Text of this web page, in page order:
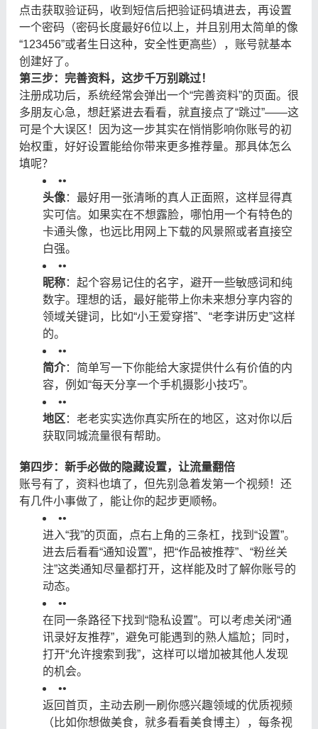
点击获取验证码，收到短信后把验证码填进去，再设置
一个密码（密码长度最好6位以上，并且别用太简单的像
“123456”或者生日这种，安全性更高些），账号就基本
创建好了。
第三步：完善资料，这步千万别跳过！
注册成功后，系统经常会弹出一个“完善资料”的页面。很
多朋友心急，想赶紧进去看看，就直接点了“跳过”——这
可是个大误区！因为这一步其实在悄悄影响你账号的初
始权重，好好设置能给你带来更多推荐量。那具体怎么
填呢？
••
头像：最好用一张清晰的真人正面照，这样显得真
实可信。如果实在不想露脸，哪怕用一个有特色的
卡通头像，也远比用网上下载的风景照或者直接空
白强。
••
昵称：起个容易记住的名字，避开一些敏感词和纯
数字。理想的话，最好能带上你未来想分享内容的
领域关键词，比如“小王爱穿搭”、“老李讲历史”这样
的。
••
简介：简单写一下你能给大家提供什么有价值的内
容，例如“每天分享一个手机摄影小技巧”。
••
地区 ：老老实实选你真实所在的地区，这对你以后
获取同城流量很有帮助。
第四步：新手必做的隐藏设置，让流量翻倍
账号有了，资料也填了，但先别急着发第一个视频！还
有几件小事做了，能让你的起步更顺畅。
••
进入“我”的页面，点右上角的三条杠，找到“设置”。
进去后看看“通知设置”，把“作品被推荐”、“粉丝关
注”这类通知尽量都打开，这样能及时了解你账号的
动态。
••
在同一条路径下找到“隐私设置”。可以考虑关闭“通
讯录好友推荐”，避免可能遇到的熟人尴尬；同时，
打开“允许搜索到我”，这样可以增加被其他人发现
的机会。
••
返回首页，主动去刷一刷你感兴趣领域的优质视频
（比如你想做美食，就多看看美食博主），每条视